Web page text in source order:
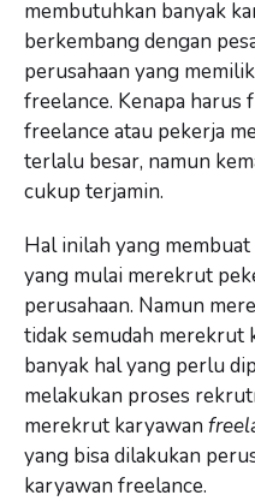
membutuhkan banyak
berkembang dengan
perusahaan yang
freelance. Kenapa harus
freelance atau pekerja
terlalu besar, namun
cukup terjamin.
Hal inilah yang
yang mulai merekrut
perusahaan. Namun
tidak semudah merekrut
banyak hal yang perlu
melakukan proses
merekrut karyawan
yang bisa dilakukan
karyawan freelance.